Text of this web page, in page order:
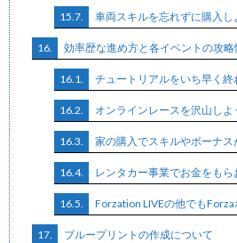
15.7. 車両スキルを忘れずに購入
16. 効率歴な進め方と各イベントの攻略
16.1. チュートリアルをいち早く終
16.2. オンラインレースを沢山しよ
16.3. 家の購入でスキルやボーナス
16.4. レンタカー事業でお金をもら
16.5. Forzation LIVEの他でも
17. ブループリントの作成について